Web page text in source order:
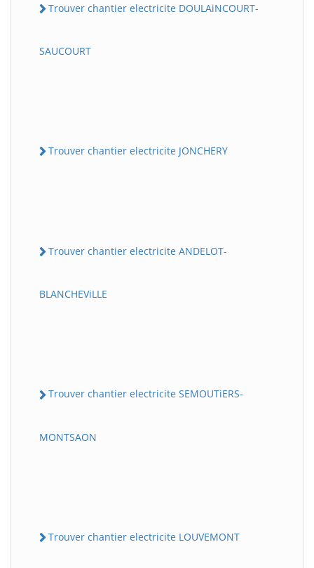
Trouver chantier electricite DOULAiNCOURT-
SAUCOURT
Trouver chantier electricite JONCHERY
Trouver chantier electricite ANDELOT-
BLANCHEViLLE
Trouver chantier electricite SEMOUTiERS-
MONTSAON
Trouver chantier electricite LOUVEMONT